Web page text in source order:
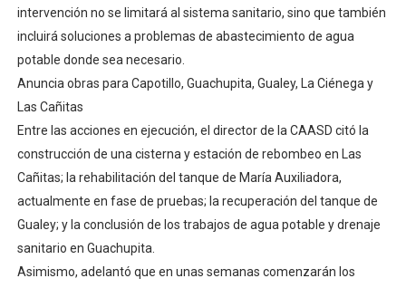
intervención no se limitará al sistema sanitario, sino que también
incluirá soluciones a problemas de abastecimiento de agua
potable donde sea necesario.
Anuncia obras para Capotillo, Guachupita, Gualey, La Ciénega y
Las Cañitas
Entre las acciones en ejecución, el director de la CAASD citó la
construcción de una cisterna y estación de rebombeo en Las
Cañitas; la rehabilitación del tanque de María Auxiliadora,
actualmente en fase de pruebas; la recuperación del tanque de
Gualey; y la conclusión de los trabajos de agua potable y drenaje
sanitario en Guachupita.
Asimismo, adelantó que en unas semanas comenzarán los